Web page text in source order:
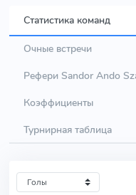
Статистика команд
Очные встречи
Рефери Sandor Ando
Коэффициенты
Турнирная таблица